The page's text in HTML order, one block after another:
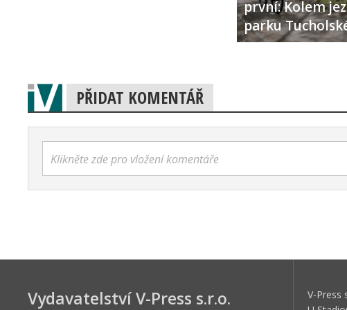
první: Kolem
parku
PŘIDAT KOMENTÁŘ
Klikněte zde pro vložení komentáře
Vydavatelství V-Press s.r.o.
V-Press